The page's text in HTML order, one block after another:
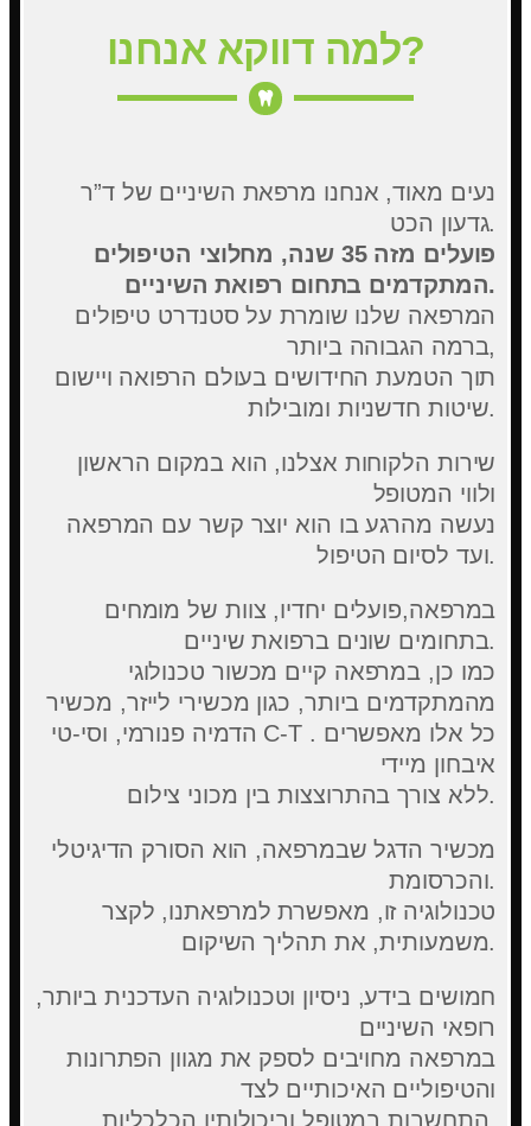
למה דווקא אנחנו?
נעים מאוד, אנחנו מרפאת השיניים של ד”ר
גדעון הכט.
פועלים מזה 35 שנה, מחלוצי הטיפולים
המתקדמים בתחום רפואת השיניים.
המרפאה שלנו שומרת על סטנדרט טיפולים
ברמה הגבוהה ביותר,
תוך הטמעת החידושים בעולם הרפואה ויישום
שיטות חדשניות ומובילות.
שירות הלקוחות אצלנו, הוא במקום הראשון
ולווי המטופל
נעשה מהרגע בו הוא יוצר קשר עם המרפאה
ועד לסיום הטיפול.
במרפאה,פועלים יחדיו, צוות של מומחים
בתחומים שונים ברפואת שיניים.
כמו כן, במרפאה קיים מכשור טכנולוגי
מהמתקדמים ביותר, כגון מכשירי לייזר, מכשיר
הדמיה פנורמי, וסי-טי C-T . כל אלו מאפשרים
איבחון מיידי
ללא צורך בהתרוצצות בין מכוני צילום.
מכשיר הדגל שבמרפאה, הוא הסורק הדיגיטלי
והכרסומת.
טכנולוגיה זו, מאפשרת למרפאתנו, לקצר
משמעותית, את תהליך השיקום.
חמושים בידע, ניסיון וטכנולוגיה העדכנית ביותר,
רופאי השיניים
במרפאה מחויבים לספק את מגוון הפתרונות
והטיפוליים האיכותיים לצד